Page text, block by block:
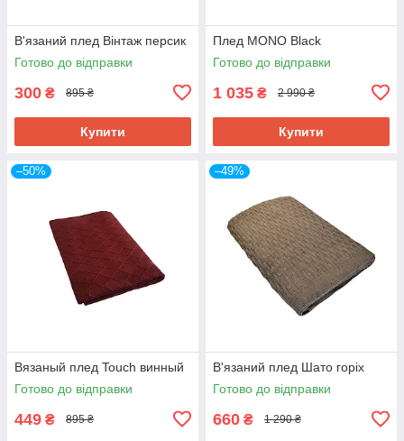
В'язаний плед Вінтаж персик
Готово до відправки
300 ₴ 895 ₴
Купити
Плед MONO Black
Готово до відправки
1 035 ₴ 2 990 ₴
Купити
–50%
Вязаный плед Touch винный
Готово до відправки
449 ₴ 895 ₴
–49%
В'язаний плед Шато горіх
Готово до відправки
660 ₴ 1 290 ₴